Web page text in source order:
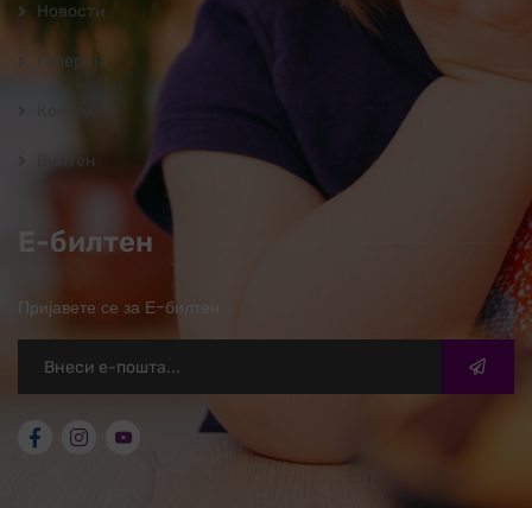
Новости
Галерија
Билтен
Е-билтен
Пријавете се за Е-билтен